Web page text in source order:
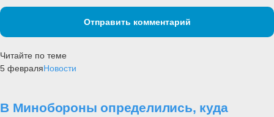
Отправить комментарий
Читайте по теме
5 февраляНовости
В Минобороны определились, куда